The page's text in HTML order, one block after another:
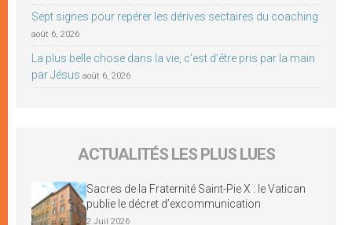
Sept signes pour repérer les dérives sectaires du coaching
août 6, 2026
La plus belle chose dans la vie, c’est d’être pris par la main
par Jésus août 6, 2026
ACTUALITÉS LES PLUS LUES
Sacres de la Fraternité Saint-Pie X : le Vatican
publie le décret d’excommunication
2 Juil 2026